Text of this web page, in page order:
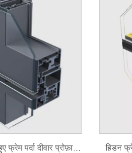
ग्लास सहायक फ्रेम छिपे हुए फ्रेम पर्दा दीवार प्रोफ़ाइल हिडन